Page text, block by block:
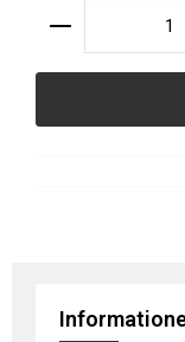
Produkt